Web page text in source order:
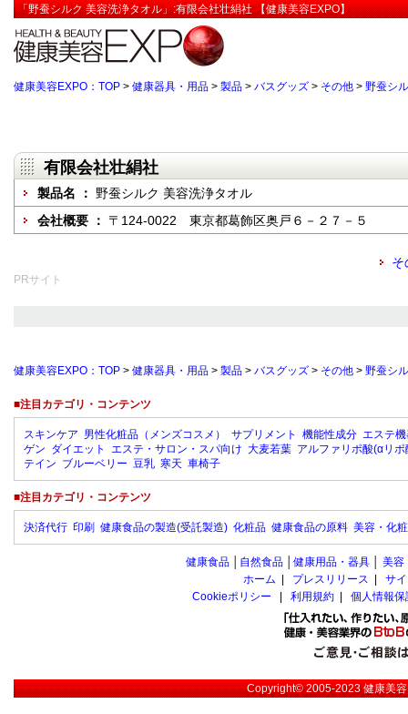
「野蚕シルク 美容洗浄タオル」:有限会社壮絹社 【健康美容EXPO】
健康美容EXPO：TOP > 健康器具・用品 > 製品 > バスグッズ > その他 > 野蚕シ
有限会社壮絹社
製品名 ： 野蚕シルク 美容洗浄タオル
会社概要 ： 〒124-0022 東京都葛飾区奥戸６－２７－５
そ
PRサイト
健康美容EXPO：TOP > 健康器具・用品 > 製品 > バスグッズ > その他 > 野蚕シ
■注目カテゴリ・コンテンツ
スキンケア 男性化粧品（メンズコスメ） サプリメント 機能性成分 エステ
ゲン ダイエット エステ・サロン・スパ向け 大麦若葉 アルファリポ酸(αリポ
テイン ブルーベリー 豆乳 寒天 車椅子
■注目カテゴリ・コンテンツ
決済代行 印刷 健康食品の製造(受託製造) 化粧品 健康食品の原料 美容・化
健康食品 自然食品 健康用品・器具 美容
ホーム
プレスリリース
サ
Cookieポリシー
利用規約 個人情報
Copyright© 2005-2023健康美